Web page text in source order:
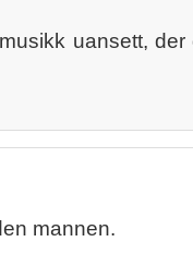
uansett,
mannen.